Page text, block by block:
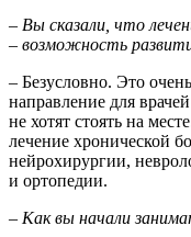
– Вы сказали, что
– возможность
– Безусловно. Это
направление для
не хотят стоять на
лечение хронической
нейрохирургии,
и ортопедии.
– Как вы начали